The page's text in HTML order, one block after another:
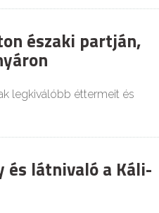
északi partján,
legkiválóbb éttermeit és
és látnivaló a Káli-